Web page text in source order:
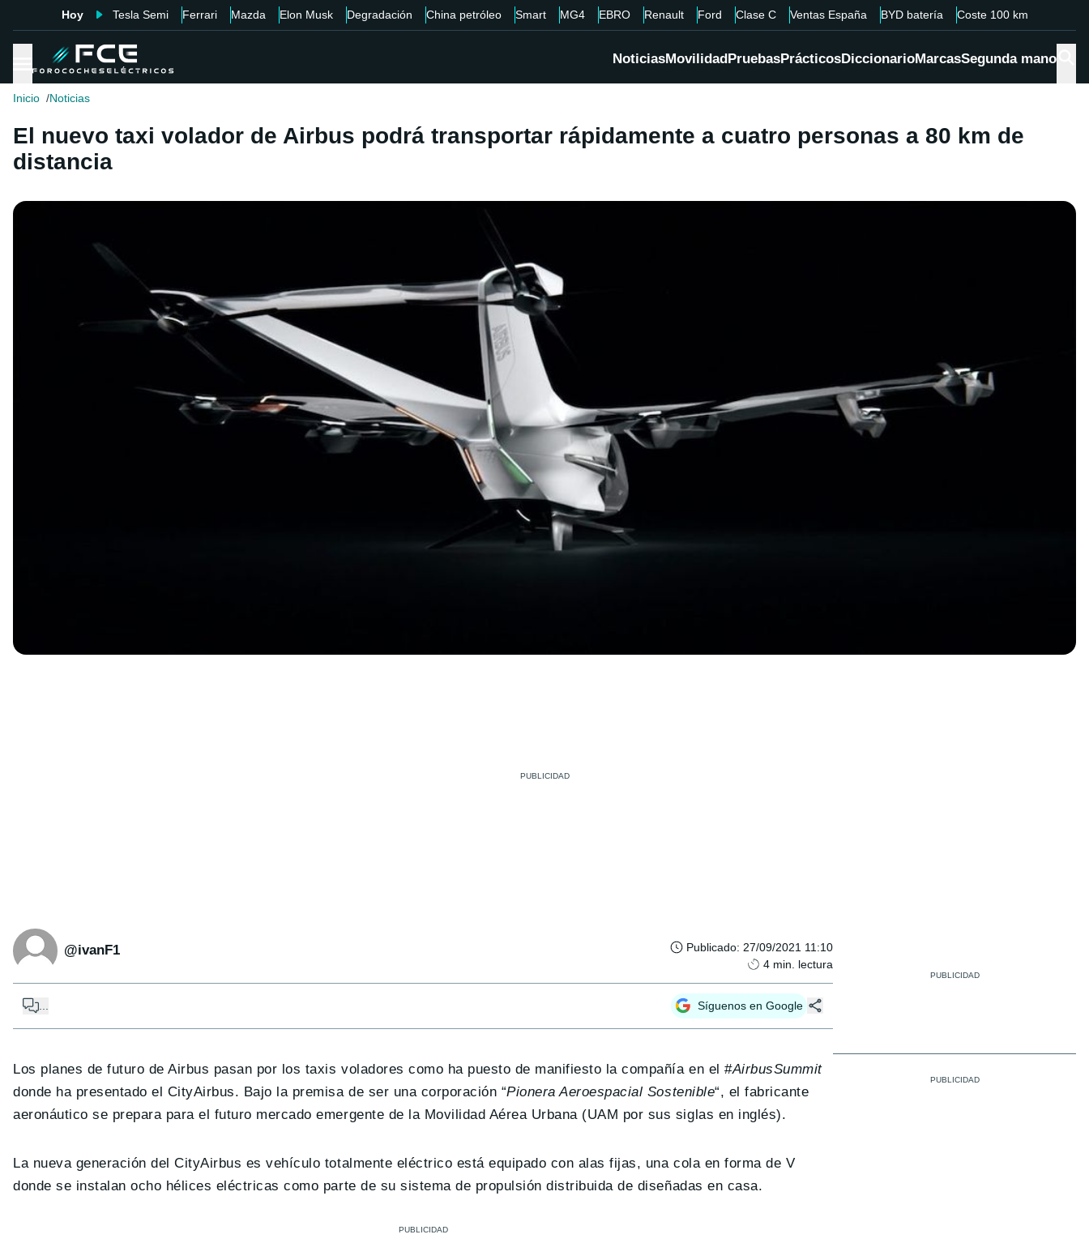
Hoy Tesla Semi Ferrari Mazda Elon Musk Degradación China petróleo Smart MG4 EBRO Renault Ford Clase C Ventas España BYD batería Coste 100 km
NoticiasMovilidadPruebasPrácticosDiccionarioMarcasSegunda mano
Inicio Noticias
El nuevo taxi volador de Airbus podrá transportar rápidamente a cuatro personas a 80 km de
distancia
@ivanF1 Publicado: 27/09/2021 11:10
4 min. lectura
Síguenos en Google
Los planes de futuro de Airbus pasan por los taxis voladores como ha puesto de manifiesto la compañía en el #AirbusSummit
donde ha presentado el CityAirbus. Bajo la premisa de ser una corporación “Pionera Aeroespacial Sostenible“, el fabricante
aeronáutico se prepara para el futuro mercado emergente de la Movilidad Aérea Urbana (UAM por sus siglas en inglés).
La nueva generación del CityAirbus es vehículo totalmente eléctrico está equipado con alas fijas, una cola en forma de V
donde se instalan ocho hélices eléctricas como parte de su sistema de propulsión distribuida de diseñadas en casa.